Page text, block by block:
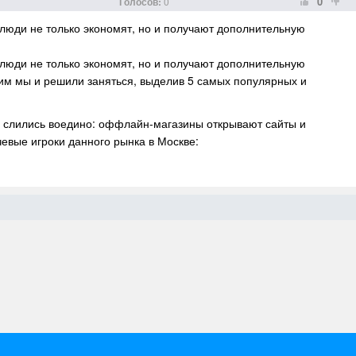
не только экономят, но и получают дополнительную
не только экономят, но и получают дополнительную
мы и решили заняться, выделив 5 самых популярных и
воедино: оффлайн-магазины открывают сайты и
игроки данного рынка в Москве: